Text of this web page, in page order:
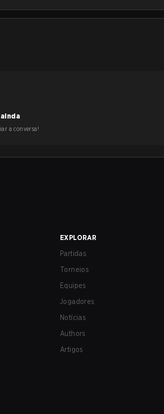
a conversa!
EXPLORAR
Partidas
Torneios
Equipes
Jogadores
Notícias
Authors
Artigos